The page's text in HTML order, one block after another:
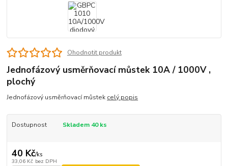
Ohodnotit produkt
Jednofázový usměrňovací můstek 10A / 1000V ,
plochý
Jednofázový usměrňovací můstek celý popis
Dostupnost Skladem 40 ks
40 Kč/ks
33,06 Kč bez DPH